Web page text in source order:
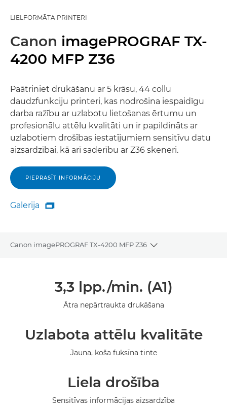
LIELFORMĀTA PRINTERI
Canon imagePROGRAF TX-
4200 MFP Z36
Paātriniet drukāšanu ar 5 krāsu, 44 collu
daudzfunkciju printeri, kas nodrošina iespaidīgu
darba ražību ar uzlabotu lietošanas ērtumu un
profesionālu attēlu kvalitāti un ir papildināts ar
uzlabotiem drošības iestatījumiem sensitīvu datu
aizsardzībai, kā arī saderību ar Z36 skeneri.
PIEPRASĪT INFORMĀCIJU
Galerija
Galerija

Canon imagePROGRAF TX-4200 MFP Z36
Toggle breadcrumbs
3,3 lpp./min. (A1)
Ātra nepārtraukta drukāšana
Uzlabota attēlu kvalitāte
Jauna, koša fuksīna tinte
Liela drošība
Sensitīvas informācijas aizsardzība